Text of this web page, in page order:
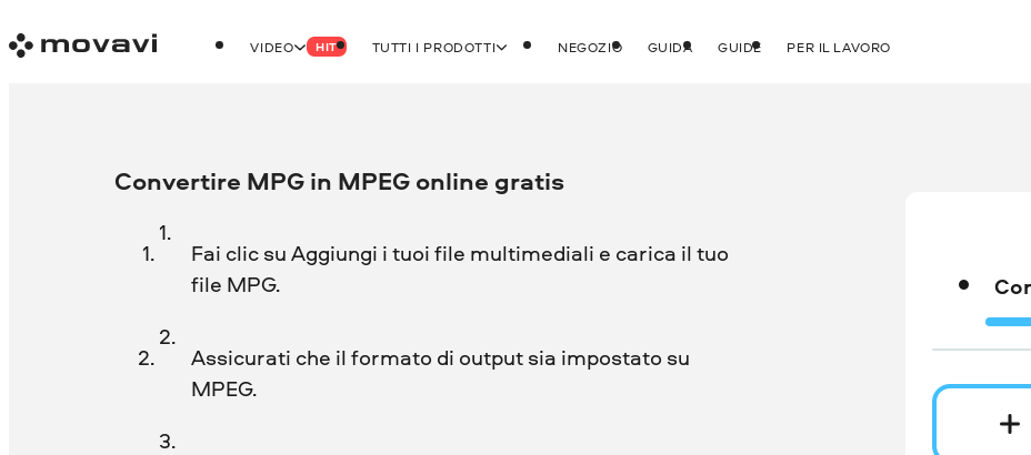
VIDEO HIT TUTTI I PRODOTTI NEGOZIO GUIDA GUIDE PER IL LAVORO
Convertire MPG in MPEG online gratis
Fai clic su Aggiungi i tuoi file multimediali e carica il tuo
file MPG.
Assicurati che il formato di output sia impostato su
MPEG.